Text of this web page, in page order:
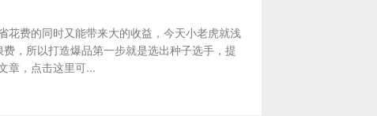
花费的同时又能带来大的收益，今天小老虎就浅
，所以打造爆品第一步就是选出种子选手，提
章，点击这里可...